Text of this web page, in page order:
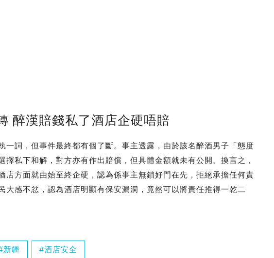
醉漢賠錢私了酒店企硬唔賠
一詞，但事件最終都有個了斷。事主透露，由於該名醉酒男子「態度
擇私下和解，對方亦有作出賠償，但具體金額就未有公開。換言之，
店方面就由始至終企硬，認為係事主無鎖好門在先，拒絕承擔任何責
大感不忿，認為酒店明顯有保安漏洞，竟然可以將責任推得一乾二
新疆 酒店安全